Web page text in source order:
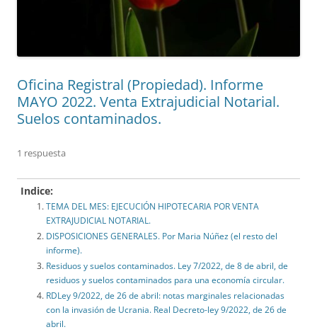
Oficina Registral (Propiedad). Informe
MAYO 2022. Venta Extrajudicial Notarial.
Suelos contaminados.
1 respuesta
Indice:
TEMA DEL MES: EJECUCIÓN HIPOTECARIA POR VENTA
EXTRAJUDICIAL NOTARIAL.
DISPOSICIONES GENERALES. Por Maria Núñez (el resto del
informe).
Residuos y suelos contaminados. Ley 7/2022, de 8 de abril, de
residuos y suelos contaminados para una economía circular.
RDLey 9/2022, de 26 de abril: notas marginales relacionadas
con la invasión de Ucrania. Real Decreto-ley 9/2022, de 26 de
abril.